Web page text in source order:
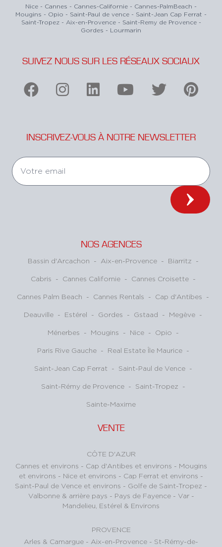
VENTE
CÔTE D'AZUR
Cannes et environs - Cap d'Antibes et environs - Mougins
et environs - Nice et environs - Cap Ferrat et environs -
Saint-Paul de Vence et environs - Golfe de Saint-Tropez -
Valbonne & arrière pays - Pays de Fayence - Var -
Mandelieu, Estérel & Environs
PROVENCE
Arles & Camargue - Aix-en-Provence - St-Rémy-de-
Nice - Cannes - Cannes-Californie - Cannes-PalmBeach -
Mougins - Opio - Saint-Paul de vence - Saint-Jean Cap Ferrat -
Saint-Tropez - Aix-en-Provence - Saint-Remy de Provence -
Gordes - Lourmarin
SUIVEZ NOUS SUR LES RÉSEAUX SOCIAUX
INSCRIVEZ-VOUS À NOTRE NEWSLETTER
NOS AGENCES
Bassin d'Arcachon - Aix-en-Provence - Biarritz -
Cabris - Cannes Californie - Cannes Croisette -
Cannes Palm Beach - Cannes Rentals - Cap d'Antibes -
Deauville - Estérel - Gordes - Gstaad - Megève -
Ménerbes - Mougins - Nice - Opio -
Paris Rive Gauche - Real Estate Île Maurice -
Saint-Jean Cap Ferrat - Saint-Paul de Vence -
Saint-Rémy de Provence - Saint-Tropez -
Sainte-Maxime